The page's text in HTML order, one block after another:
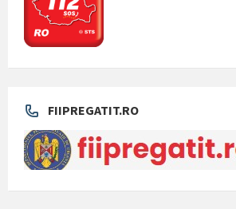
FIIPREGATIT.RO